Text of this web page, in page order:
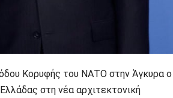
Κορυφής του ΝΑΤΟ στην Άγκυρα ο
στη νέα αρχιτεκτονική